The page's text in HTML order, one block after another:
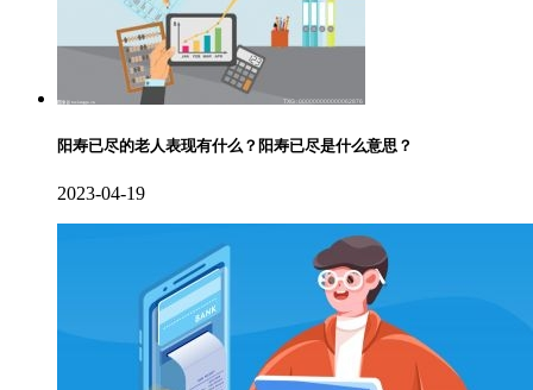
阳寿已尽的老人表现有什么？阳寿已尽是什么意思？
2023-04-19